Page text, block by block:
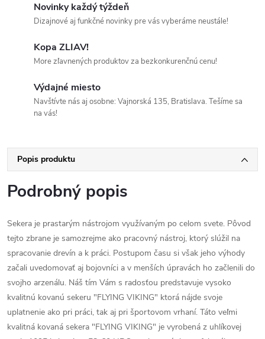
Novinky každý týždeň
Dizajnové aj funkčné novinky pre vás vyberáme neustále!
Kopa ZLIAV!
More zľavnených produktov za bezkonkurenčnú cenu!
Výdajné miesto
Navštívte nás aj osobne: Vajnorská 135, Bratislava. Tešíme sa
na vás!
Popis produktu
Podrobný popis
Sekera je prastarým nástrojom využívaným po celom svete. Pôvod
tejto zbrane je samozrejme ako pracovný nástroj, ktorý slúžil na
spracovanie drevín a k práci. Postupom času si však jeho výhody
začali uvedomovať aj bojovníci a v menších úpravách ho začlenili do
svojho arzenálu. Náš tím Vám s radosťou predstavuje vysoko
kvalitnú kovanú sekeru "FLYING VIKING" ktorá nájde svoje
uplatnenie ako pri práci, tak aj pri športovom vrhaní. Táto veľmi
kvalitná kovaná sekera "FLYING VIKING" je vyrobená z uhlíkovej